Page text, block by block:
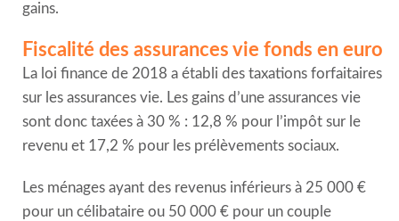
gains.
Fiscalité des assurances vie fonds en euro
La loi finance de 2018 a établi des taxations forfaitaires
sur les assurances vie. Les gains d’une assurances vie
sont donc taxées à 30 % : 12,8 % pour l’impôt sur le
revenu et 17,2 % pour les prélèvements sociaux.
Les ménages ayant des revenus inférieurs à 25 000 €
pour un célibataire ou 50 000 € pour un couple